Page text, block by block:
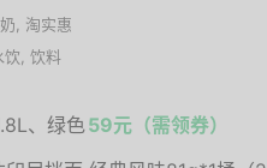
淘实惠
饮 饮料
、绿色59元（需领券）